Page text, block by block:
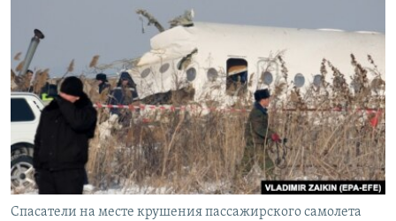
ТОҶИКӢ
TÜRKMENÇE
Все сайты РСЕ/РС
Спасатели на месте крушения пассажирского самолета